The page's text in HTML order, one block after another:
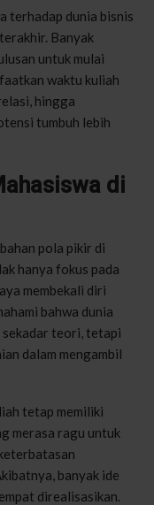
terhadap dunia bisnis
Banyak
untuk mulai
waktu kuliah
hingga
tumbuh lebih
di
pola pikir di
hanya fokus pada
membekali diri
bahwa dunia
sekadar teori, tetapi
dalam mengambil
tetap memiliki
merasa ragu untuk
banyak ide
direalisasikan.